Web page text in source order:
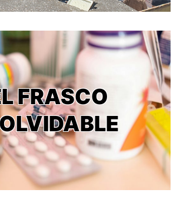
FRASCO